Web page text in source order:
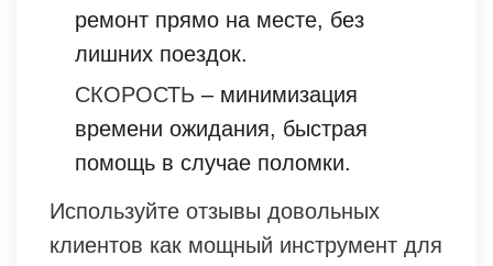
ремонт прямо на месте, без
лишних поездок.
СКОРОСТЬ – минимизация
времени ожидания, быстрая
помощь в случае поломки.
Используйте отзывы довольных
клиентов как мощный инструмент для